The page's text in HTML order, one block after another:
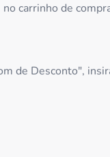
carrinho de
de Desconto",